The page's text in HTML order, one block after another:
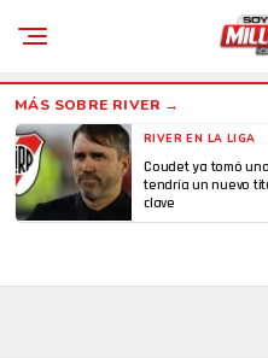
RIVER EN LA LIGA
Coudet ya tomó
tendría un nuevo
clave